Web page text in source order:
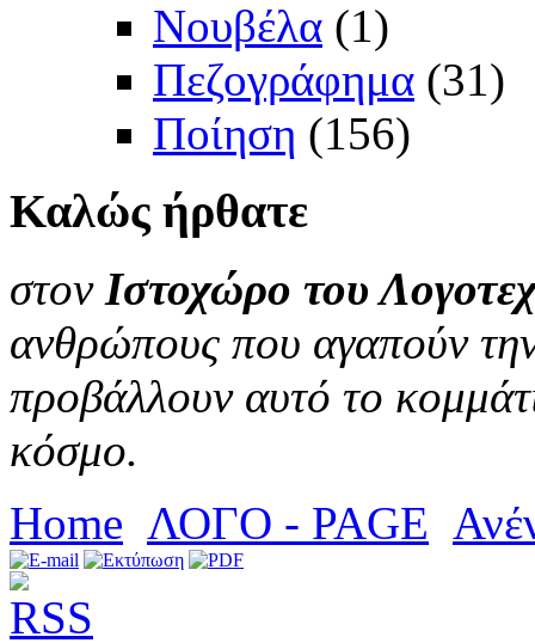
Νουβέλα (1)
Πεζογράφημα (31)
Ποίηση (156)
Καλώς ήρθατε
στον Ιστοχώρο του
ανθρώπους που αγαπούν
προβάλλουν αυτό το
κόσμο.
Home ΛΟΓΟ - PAGE